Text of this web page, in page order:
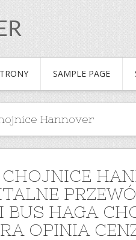
SAMPLE PAGE
Hannover
BUS HAGA
OPINIA